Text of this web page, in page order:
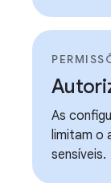
As
limitam o
sensíveis.